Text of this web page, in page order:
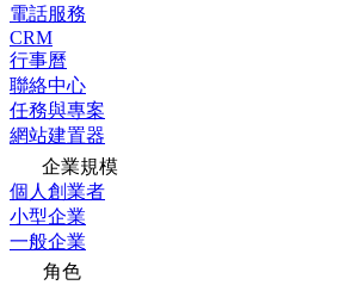
電話服務
CRM
行事曆
聯絡中心
任務與專案
網站建置器
企業規模
個人創業者
小型企業
一般企業
角色